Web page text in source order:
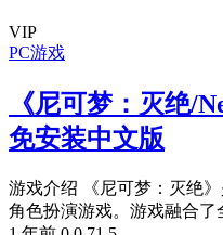
VIP
PC游戏
《尼可梦：灭绝/
免安装中文版
游戏介绍 《尼可梦：灭绝
角色扮演游戏。游戏融合了